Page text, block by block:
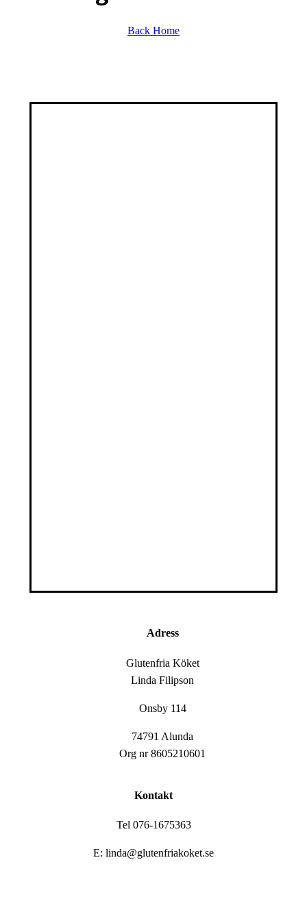
Back Home
Adress
Glutenfria Köket
Linda Filipson
Onsby 114
74791 Alunda
Org nr 8605210601
Kontakt
Tel 076-1675363
E: linda@glutenfriakoket.se